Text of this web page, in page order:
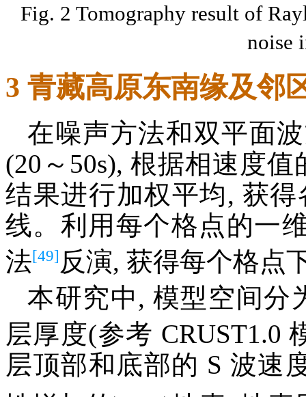
Fig. 2 Tomography result of
noise
3 青藏高原东南缘及邻
在噪声方法和双平面
(20～50s), 根据相速度
结果进行加权平均, 获
线。利用每个格点的一
法[49] 反演, 获得每个格点
本研究中, 模型空间分
层厚度(参考 CRUST1.0
层顶部和底部的 S 波速